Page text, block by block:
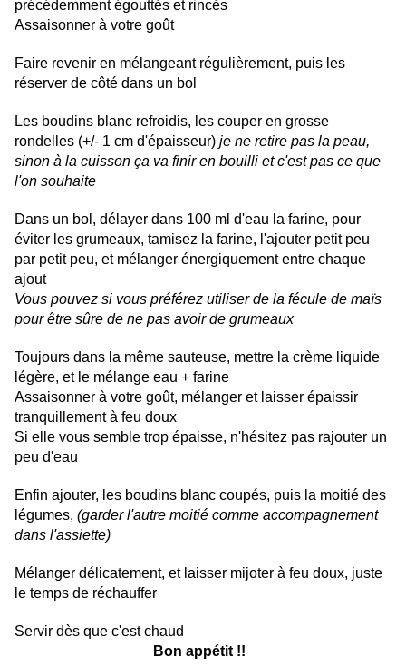
précédemment égouttés et rincés
Assaisonner à votre goût
Faire revenir en mélangeant régulièrement, puis les
réserver de côté dans un bol
Les boudins blanc refroidis, les couper en grosse
rondelles (+/- 1 cm d'épaisseur) je ne retire pas la peau,
sinon à la cuisson ça va finir en bouilli et c'est pas ce que
l'on souhaite
Dans un bol, délayer dans 100 ml d'eau la farine, pour
éviter les grumeaux, tamisez la farine, l'ajouter petit peu
par petit peu, et mélanger énergiquement entre chaque
ajout
Vous pouvez si vous préférez utiliser de la fécule de maïs
pour être sûre de ne pas avoir de grumeaux
Toujours dans la même sauteuse, mettre la crème liquide
légère, et le mélange eau + farine
Assaisonner à votre goût, mélanger et laisser épaissir
tranquillement à feu doux
Si elle vous semble trop épaisse, n'hésitez pas rajouter un
peu d'eau
Enfin ajouter, les boudins blanc coupés, puis la moitié des
légumes, (garder l'autre moitié comme accompagnement
dans l'assiette)
Mélanger délicatement, et laisser mijoter à feu doux, juste
le temps de réchauffer
Servir dès que c'est chaud
Bon appétit !!